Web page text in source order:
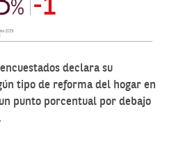
declara su
tipo de reforma del hogar en
punto porcentual por debajo